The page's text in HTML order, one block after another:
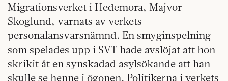
Migrationsverket i Hedemora, Majvor
Skoglund, varnats av verkets
personalansvarsnämnd. En smyginspelning
som spelades upp i SVT hade avslöjat att hon
skrikit åt en synskadad asylsökande att han
skulle se henne i ögonen. Politikerna i verkets